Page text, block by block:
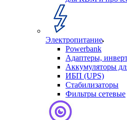
Электропитание
Powerbank
Адаптеры,
Аккумуляторы
ИБП (UPS)
Стабилизаторы
Фильтры сетевые